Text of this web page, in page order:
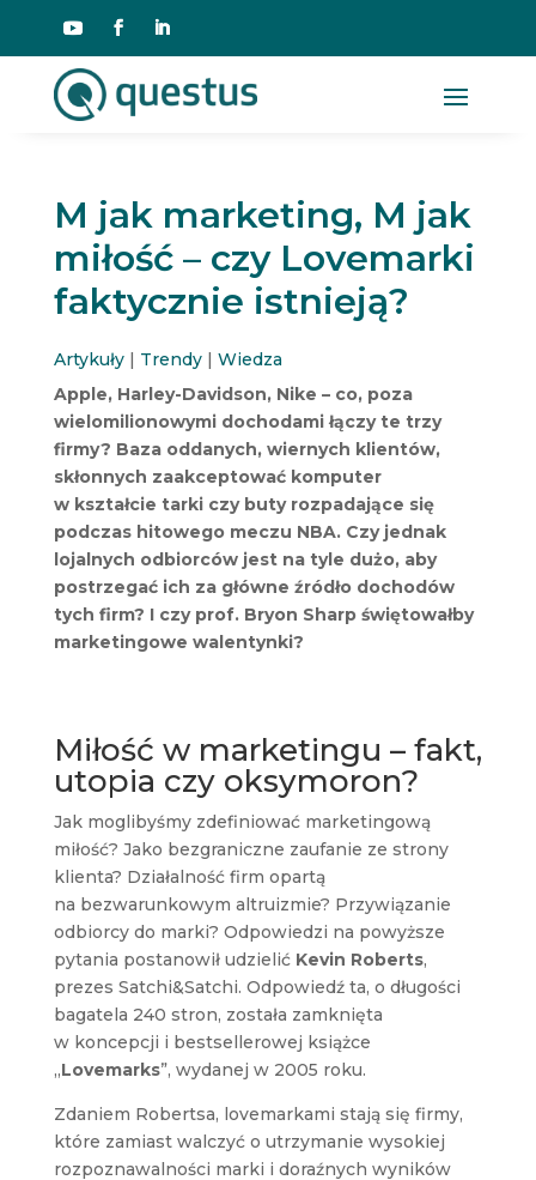
M jak marketing, M jak
miłość – czy Lovemarki
faktycznie istnieją?
Artykuły| Trendy| Wiedza
Apple, Harley-Davidson, Nike – co, poza
wielomilionowymi dochodami łączy te trzy
firmy? Baza oddanych, wiernych klientów,
skłonnych zaakceptować komputer
w kształcie tarki czy buty rozpadające się
podczas hitowego meczu NBA. Czy jednak
lojalnych odbiorców jest na tyle dużo, aby
postrzegać ich za główne źródło dochodów
tych firm? I czy prof. Bryon Sharp świętowałby
marketingowe walentynki?
Miłość w marketingu – fakt,
utopia czy oksymoron?
Jak moglibyśmy zdefiniować marketingową
miłość? Jako bezgraniczne zaufanie ze strony
klienta? Działalność firm opartą
na bezwarunkowym altruizmie? Przywiązanie
odbiorcy do marki? Odpowiedzi na powyższe
pytania postanowił udzielić Kevin Roberts,
prezes Satchi&Satchi. Odpowiedź ta, o długości
bagatela 240 stron, została zamknięta
w koncepcji i bestsellerowej książce
„Lovemarks”, wydanej w 2005 roku.
Zdaniem Robertsa, lovemarkami stają się firmy,
które zamiast walczyć o utrzymanie wysokiej
rozpoznawalności marki i doraźnych wyników